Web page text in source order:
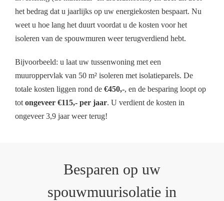
het bedrag dat u jaarlijks op uw energiekosten bespaart. Nu
weet u hoe lang het duurt voordat u de kosten voor het
isoleren van de spouwmuren weer terugverdiend hebt.
Bijvoorbeeld: u laat uw tussenwoning met een
muuroppervlak van 50 m² isoleren met isolatieparels. De
totale kosten liggen rond de €450,-, en de besparing loopt op
totongeveer €115,- per jaar. U verdient de kosten in
ongeveer 3,9 jaar weer terug!
Besparen op uw
spouwmuurisolatie in